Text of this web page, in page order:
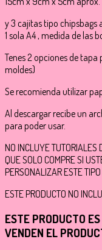
y 3 cajitas tipo chipsbags
1 sola A4 , medida de las
Tenes 2 opciones de
moldes)
Se recomienda utilizar
Al descargar recibe un
para poder usar.
NO INCLUYE TUTORIALES
QUE SOLO COMPRE SI
PERSONALIZAR ESTE
ESTE PRODUCTO NO
ESTE PRODUCTO
VENDEN EL